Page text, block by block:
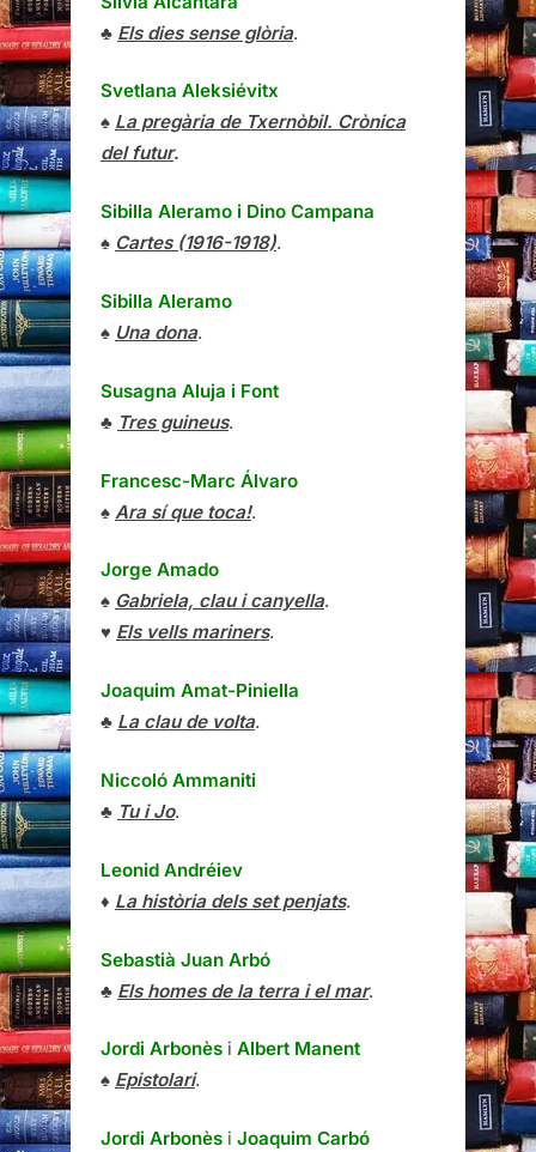
♣ Els dies sense glòria.
Svetlana Aleksiévitx
♠ La pregària de Txernòbil. Crònica
del futur.
Sibilla Aleramo i Dino Campana
♠ Cartes (1916-1918).
Sibilla Aleramo
♠ Una dona.
Susagna Aluja i Font
♣ Tres guineus.
Francesc-Marc Álvaro
♠ Ara sí que toca!.
Jorge Amado
♠ Gabriela, clau i canyella.
♥ Els vells mariners.
Joaquim Amat-Piniella
♣ La clau de volta.
Niccoló Ammaniti
♣ Tu i Jo.
Leonid Andréiev
♦ La història dels set penjats.
Sebastià Juan Arbó
♣ Els homes de la terra i el mar.
Jordi Arbonès i Albert Manent
♠ Epistolari.
Jordi Arbonès i Joaquim Carbó